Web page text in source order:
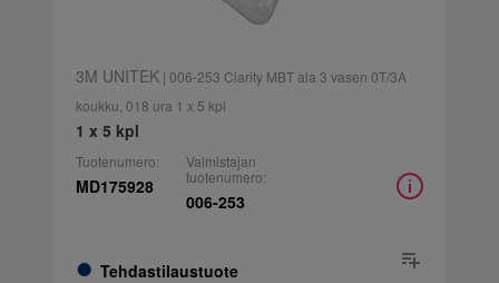
3M UNITEK| 006-253 Clarity MBT ala 3 vasen 0T/3A
koukku, 018 ura 1 x 5 kpl
1 x 5 kpl
Tuotenumero:
MD175928
Tehdastilaustuote
Valmistajan
tuotenumero:
006-253